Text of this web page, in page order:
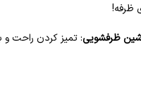
ظرفه!
ظرفشویی: تمیز کردن راحت و